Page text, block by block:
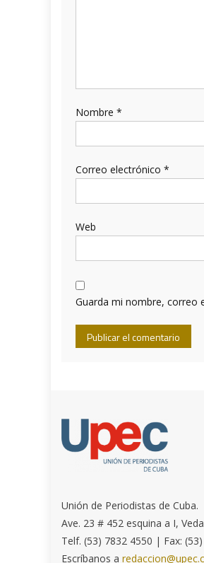
Nombre *
Correo electrónico *
Web
Guarda mi nombre, correo
Unión de Periodistas de Cuba.
Ave. 23 # 452 esquina a I,
Telf. (53) 7832 4550 | Fax:
Escríbanos a